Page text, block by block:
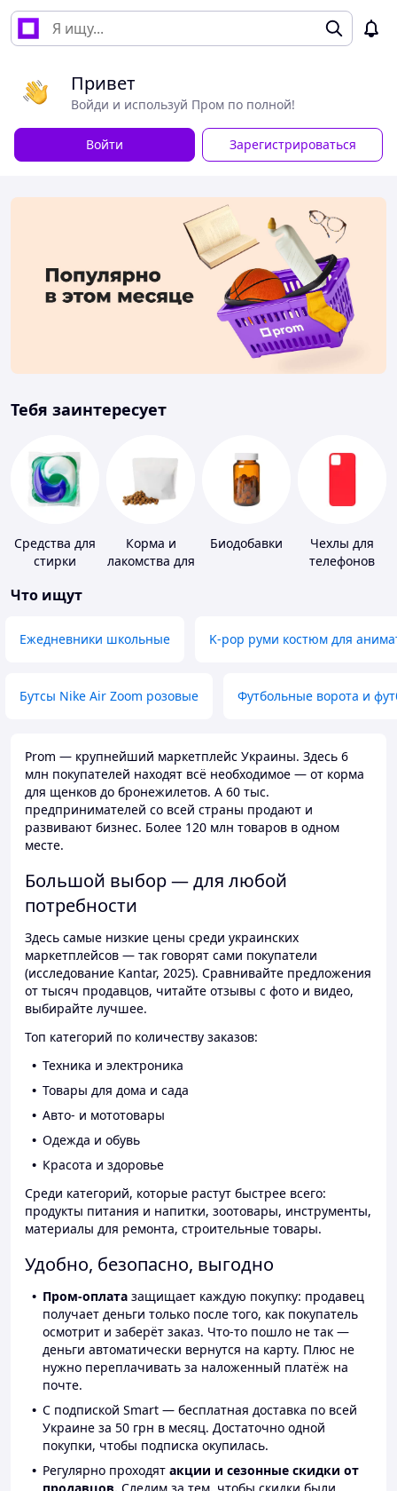
Привет
Войди и используй Пром по полной!
Войти Зарегистрироваться
Тебя заинтересует
Средства для
стирки
Корма и
лакомства для
Биодобавки
Чехлы для
телефонов
Что ищут
Ежедневники школьные K-pop руми костюм для
Бутсы Nike Air Zoom розовые Футбольные ворота и
Prom — крупнейший маркетплейс Украины. Здесь 6
млн покупателей находят всё необходимое — от корма
для щенков до бронежилетов. А 60 тыс.
предпринимателей со всей страны продают и
развивают бизнес. Более 120 млн товаров в одном
месте.
Большой выбор — для любой
потребности
Здесь самые низкие цены среди украинских
маркетплейсов — так говорят сами покупатели
(исследование Kantar, 2025). Сравнивайте предложения
от тысяч продавцов, читайте отзывы с фото и видео,
выбирайте лучшее.
Топ категорий по количеству заказов:
Техника и электроника
Товары для дома и сада
Авто- и мототовары
Одежда и обувь
Красота и здоровье
Среди категорий, которые растут быстрее всего:
продукты питания и напитки, зоотовары, инструменты,
материалы для ремонта, строительные товары.
Удобно, безопасно, выгодно
Пром-оплата защищает каждую покупку: продавец
получает деньги только после того, как покупатель
осмотрит и заберёт заказ. Что-то пошло не так —
деньги автоматически вернутся на карту. Плюс не
нужно переплачивать за наложенный платёж на
почте.
С подпиской Smart — бесплатная доставка по всей
Украине за 50 грн в месяц. Достаточно одной
покупки, чтобы подписка окупилась.
Регулярно проходят акции и сезонные скидки от